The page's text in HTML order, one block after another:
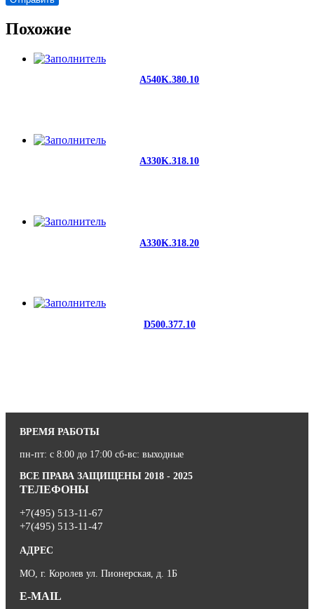
Похожие
A540K.380.10
A330K.318.10
A330K.318.20
D500.377.10
ВРЕМЯ РАБОТЫ
пн-пт: с 8:00 до 17:00 сб-вс: выходные
ВСЕ ПРАВА ЗАЩИЩЕНЫ 2018 - 2025
ТЕЛЕФОНЫ
+7(495) 513-11-67
+7(495) 513-11-47
АДРЕС
МО, г. Королев ул. Пионерская, д. 1Б
E-MAIL